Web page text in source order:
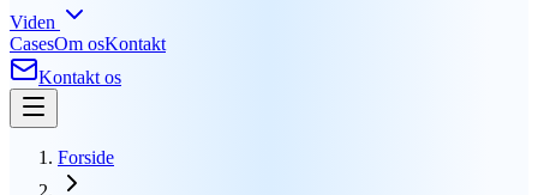
Viden
CasesOm osKontakt
Kontakt os
Forside